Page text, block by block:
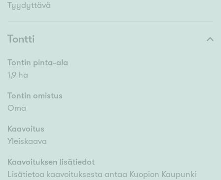
Tyydyttävä
Tontti
Tontin pinta-ala
1,9 ha
Tontin omistus
Oma
Kaavoitus
Yleiskaava
Kaavoituksen lisätiedot
Lisätietoa kaavoituksesta antaa Kuopion Kaupunki